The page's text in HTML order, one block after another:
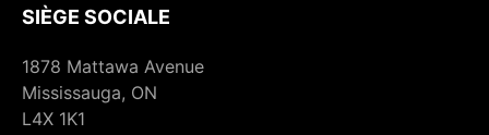
SIÈGE SOCIALE
1878 Mattawa Avenue
Mississauga, ON
L4X 1K1